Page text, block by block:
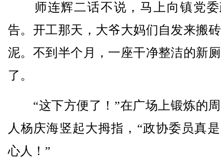
师连辉二话不说，马上向镇党委
告。开工那天，大爷大妈们自发来搬
泥。不到半个月，一座干净整洁的新
了。
“这下方便了！”在广场上锻炼的
人杨庆海竖起大拇指，“政协委员真
心人！”